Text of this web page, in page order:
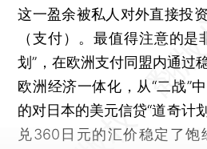
这一盈余被私人对外直接投
（支付）。最值得注意的
划”，在欧洲支付同盟内通过
欧洲经济一体化，从“二战”
的对日本的美元信贷“道奇计
兑360日元的汇价稳定了饱